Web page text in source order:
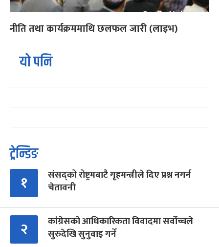
नीति तथा कार्यक्रममाथि छलफल जारी (लाइभ)
यो पनि
ट्रेन्डिङ
१
संसद्को रोष्ट्रमबाटै गृहमन्त्रीले दिए प्रश्न नगर्न
चेतावनी
२
कांग्रेसको आधिकारिकता विवादमा सर्वोच्चले
सुरुदेखि सुनुवाइ गर्ने